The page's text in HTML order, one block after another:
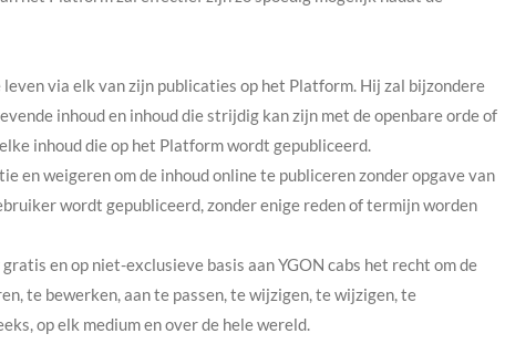
via elk van zijn publicaties op het Platform. Hij zal bijzondere
inhoud en inhoud die strijdig kan zijn met de openbare orde of
inhoud die op het Platform wordt gepubliceerd.
en weigeren om de inhoud online te publiceren zonder opgave van
wordt gepubliceerd, zonder enige reden of termijn worden
en op niet-exclusieve basis aan YGON cabs het recht om de
te bewerken, aan te passen, te wijzigen, te wijzigen, te
op elk medium en over de hele wereld.